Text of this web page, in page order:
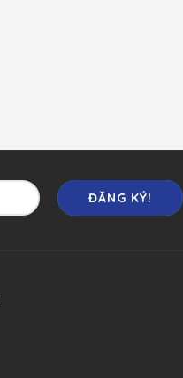
ĐĂNG KÝ!